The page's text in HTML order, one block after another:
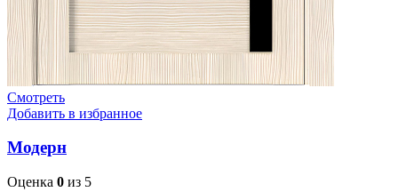
Смотреть
Добавить в избранное
Модерн
Оценка 0 из 5